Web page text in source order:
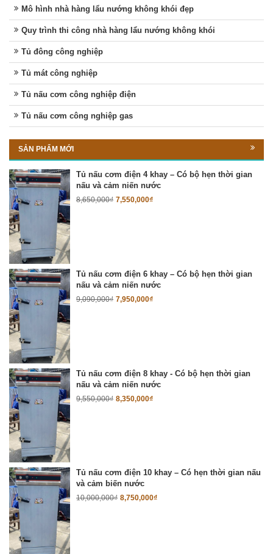
Mô hình nhà hàng lẩu nướng không khói đẹp
Quy trình thi công nhà hàng lẩu nướng không khói
Tủ đông công nghiệp
Tủ mát công nghiệp
Tủ nấu cơm công nghiệp điện
Tủ nấu cơm công nghiệp gas
SẢN PHẨM MỚI
Tủ nấu cơm điện 4 khay – Có bộ hẹn thời gian
nấu và cảm niến nước
8,650,000₫ 7,550,000₫
Tủ nấu cơm điện 6 khay – Có bộ hẹn thời gian
nấu và cảm niến nước
9,090,000₫ 7,950,000₫
Tủ nấu cơm điện 8 khay - Có bộ hẹn thời gian
nấu và cảm niến nước
9,550,000₫ 8,350,000₫
Tủ nấu cơm điện 10 khay – Có hẹn thời gian nấu
và cảm biến nước
10,000,000₫ 8,750,000₫